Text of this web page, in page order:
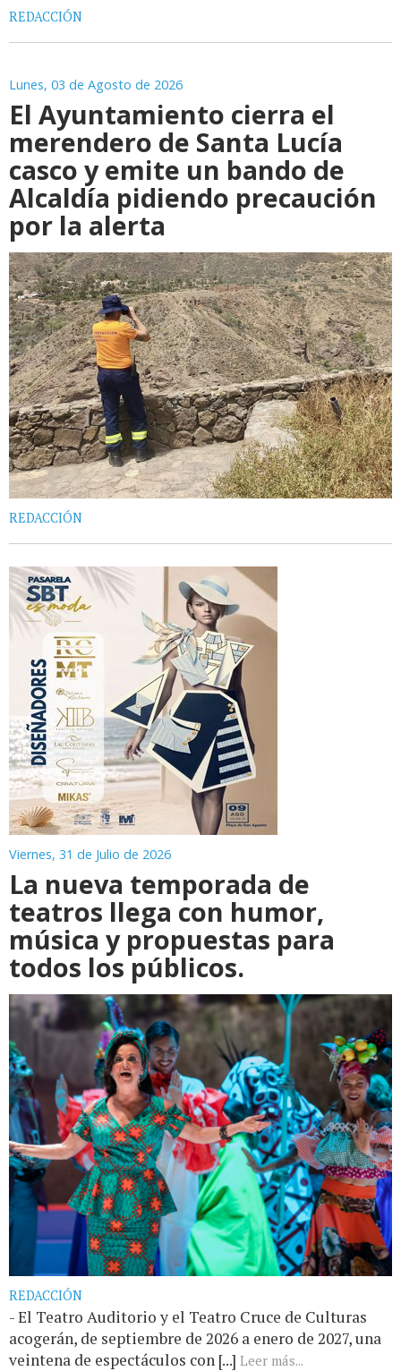
REDACCIÓN
Lunes, 03 de Agosto de 2026
El Ayuntamiento cierra el
merendero de Santa Lucía
casco y emite un bando de
Alcaldía pidiendo precaución
por la alerta
REDACCIÓN
Viernes, 31 de Julio de 2026
La nueva temporada de
teatros llega con humor,
música y propuestas para
todos los públicos.
REDACCIÓN
- El Teatro Auditorio y el Teatro Cruce de Culturas
acogerán, de septiembre de 2026 a enero de 2027, una
veintena de espectáculos con [...] Leer más...